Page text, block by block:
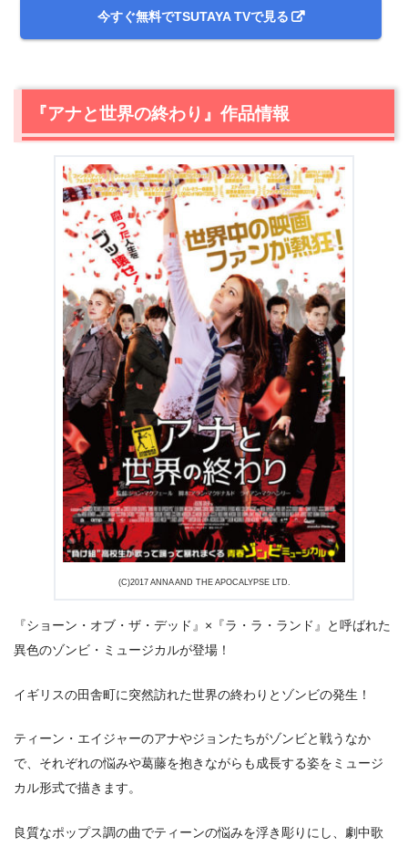
＼＼31日間無料!!お試し解約もOK／／
今すぐ無料でU-NEXTで見る
出典:U-NEXT
今すぐ無料でTSUTAYA TVで見る
『アナと世界の終わり』作品情報
(C)2017 ANNA AND THE APOCALYPSE LTD.
『ショーン・オブ・ザ・デッド』×『ラ・ラ・ランド』と呼ばれた
異色のゾンビ・ミュージカルが登場！
イギリスの田舎町に突然訪れた世界の終わりとゾンビの発生！
ティーン・エイジャーのアナやジョンたちがゾンビと戦うなか
で、それぞれの悩みや葛藤を抱きながらも成長する姿をミュージ
カル形式で描きます。
良質なポップス調の曲でティーンの悩みを浮き彫りにし、劇中歌